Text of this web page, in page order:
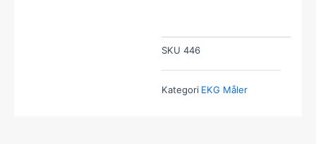
SKU 446
Kategori EKG Måler